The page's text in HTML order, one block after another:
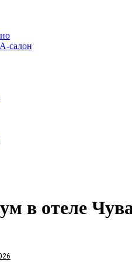
салон
в отеле